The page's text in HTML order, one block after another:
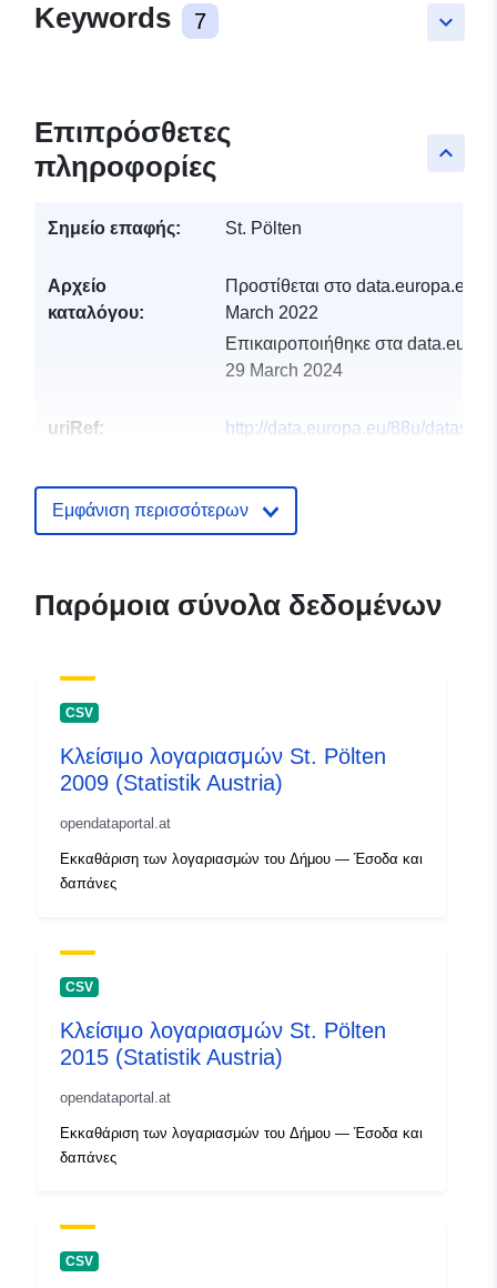
keyboard_arrow_down
Keywords 7
keyboard_arrow_up
Επιπρόσθετες
πληροφορίες
Σημείο επαφής: St. Pölten
Αρχείο
καταλόγου:
Προστίθεται στο data.europa.eu:
March 2022
Επικαιροποιήθηκε στα
29 March 2024
uriRef:
http://data.europa.eu/88u/
Εμφάνιση περισσότερων
Παρόμοια σύνολα δεδομένων
CSV
Κλείσιμο λογαριασμών St. Pölten
2009 (Statistik Austria)
opendataportal.at
Εκκαθάριση των λογαριασμών του Δήμου — Έσοδα και
δαπάνες
CSV
Κλείσιμο λογαριασμών St. Pölten
2015 (Statistik Austria)
opendataportal.at
Εκκαθάριση των λογαριασμών του Δήμου — Έσοδα και
δαπάνες
CSV